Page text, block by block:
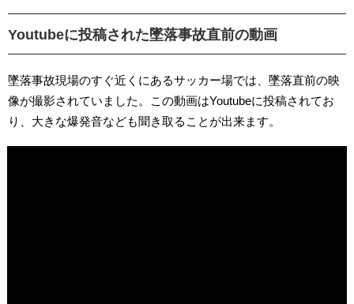
Youtubeに投稿された墜落事故直前の動画
墜落事故現場のすぐ近くにあるサッカー場では、墜落直前の映
像が撮影されていました。この動画はYoutubeに投稿されてお
り、大きな爆発音なども聞き取ることが出来ます。